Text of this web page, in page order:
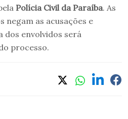
Polícia Civil da Paraíba. As
negam as acusações e
dos envolvidos será
processo.